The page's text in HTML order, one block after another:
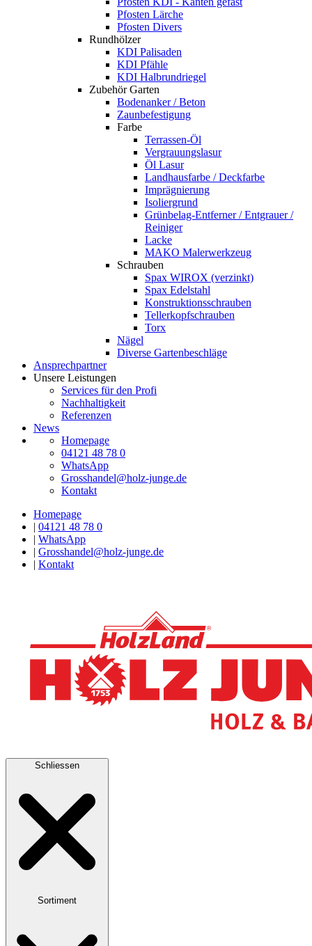
Pfosten Lärche
Pfosten Divers
Rundhölzer
KDI Palisaden
KDI Pfähle
KDI Halbrundriegel
Zubehör Garten
Bodenanker / Beton
Zaunbefestigung
Farbe
Terrassen-Öl
Vergrauungslasur
Öl Lasur
Landhausfarbe / Deckfarbe
Imprägnierung
Isoliergrund
Grünbelag-Entferner / Entgrauer /
Reiniger
Lacke
MAKO Malerwerkzeug
Schrauben
Spax WIROX (verzinkt)
Spax Edelstahl
Konstruktionsschrauben
Tellerkopfschrauben
Torx
Nägel
Diverse Gartenbeschläge
Ansprechpartner
Unsere Leistungen
Services für den Profi
Nachhaltigkeit
Referenzen
News
Homepage
04121 48 78 0
WhatsApp
Grosshandel@holz-junge.de
Kontakt
Homepage
| 04121 48 78 0
| WhatsApp
| Grosshandel@holz-junge.de
| Kontakt
Schliessen
Sortiment